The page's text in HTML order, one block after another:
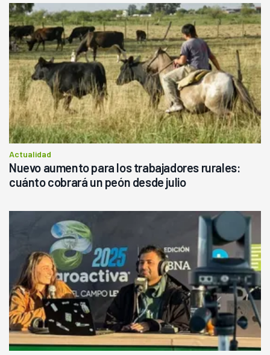
Actualidad
Nuevo aumento para los trabajadores rurales:
cuánto cobrará un peón desde julio